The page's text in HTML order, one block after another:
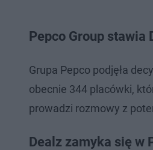
Pepco Group stawia
Grupa Pepco podjęła
obecnie 344 placówki,
prowadzi rozmowy z
Dealz zamyka się w